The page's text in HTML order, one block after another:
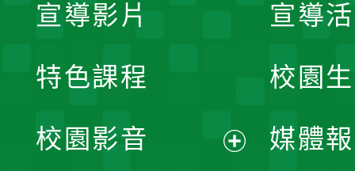
宣導
校園
媒體
宣導影片
特色課程
校園影音